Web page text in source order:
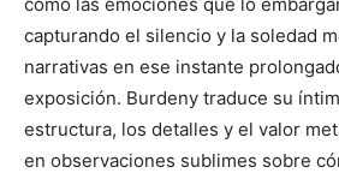
capturando el silencio y la soledad
narrativas en ese instante
exposición. Burdeny traduce su
estructura, los detalles y el valor
en observaciones sublimes sobre